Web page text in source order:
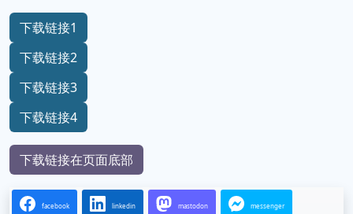
下载链接1
下载链接2
下载链接3
下载链接4
下载链接在页面底部
facebook linkedin mastodon messenger